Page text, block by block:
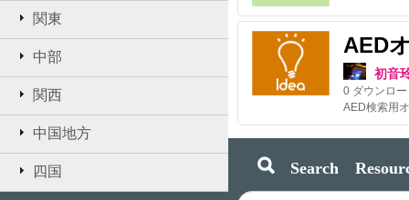
関東
中部
関西
中国地方
四国
AED
初音
0 ダウンロ
Search